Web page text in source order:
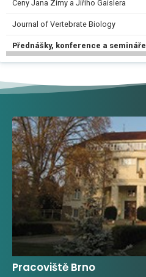
Ceny Jana Zimy a Jiřího Gaislera​
Journal of Vertebrate Biology
Přednášky, konference a semináře
Pracoviště Brno